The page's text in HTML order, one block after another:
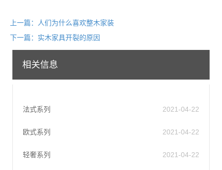
上一篇：人们为什么喜欢整木家装
下一篇：实木家具开裂的原因
相关信息
法式系列 2021-04-22
欧式系列 2021-04-22
轻奢系列 2021-04-22